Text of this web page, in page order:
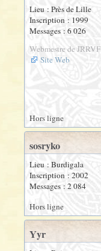
Lieu : Près de Lille
Inscription : 1999
Messages : 6 026
Webmestre de JRRVF
Site Web
Hors ligne
sosryko
Lieu : Burdigala
Inscription : 2002
Messages : 2 084
Hors ligne
Yyr